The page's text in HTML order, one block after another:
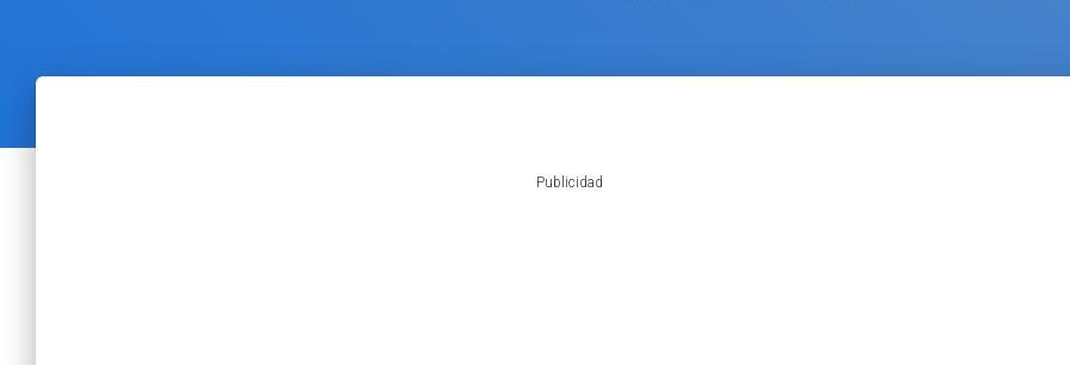
Publicidad